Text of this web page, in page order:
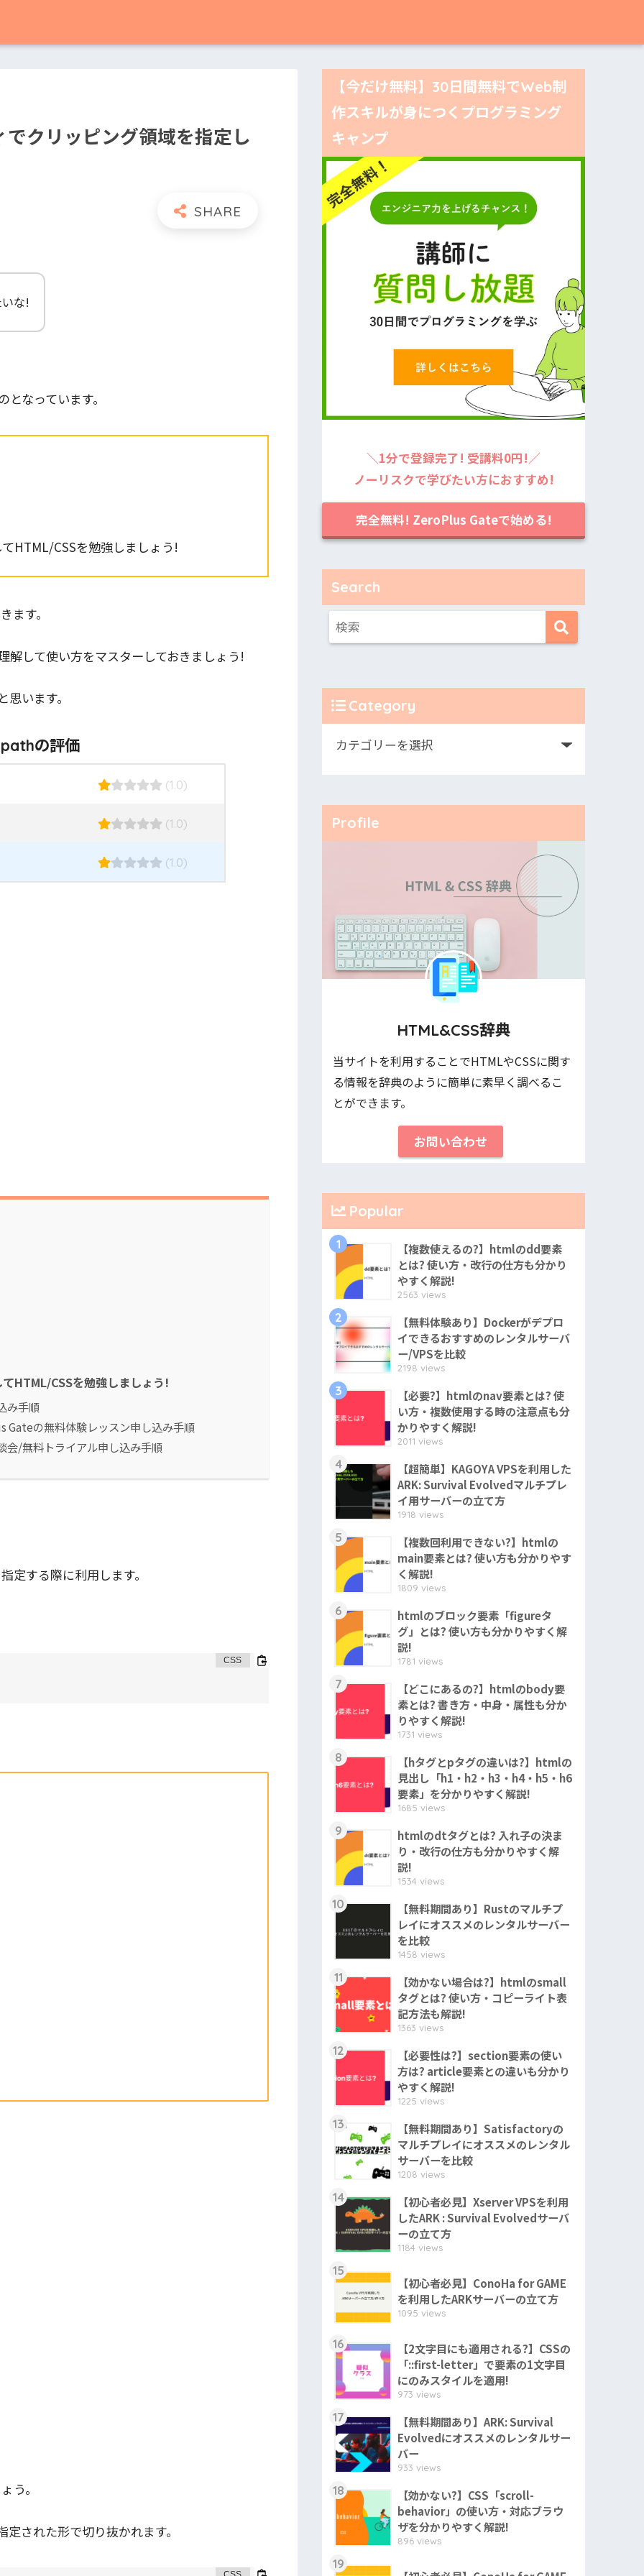
クリッピング領域を指定し
な!
なっています。
HTML/CSSを勉強しましょう!
ます。
解して使い方をマスターしておきましょう!
います。
の評価
(1.0)
(1.0)
(1.0)
HTML/CSSを勉強しましょう!
み手順
の無料体験レッスン申し込み手順
会/無料トライアル申し込み手順
する際に利用します。
う。
された形で切り抜かれます。
【今だけ無料】30日間無料でWeb制
作スキルが身につくプログラミング
キャンプ
＼1分で登録完了! 受講料0円!／
ノーリスクで学びたい方におすすめ!
完全無料! ZeroPlus Gateで始める!
Search
Category
Profile
HTML&CSS辞典
当サイトを利用することでHTMLやCSSに関す
る情報を辞典のように簡単に素早く調べるこ
とができます。
お問い合わせ
Popular
1
【複数使えるの?】htmlのdd要素
とは? 使い方・改行の仕方も分かり
やすく解説!
2563 views
2
【無料体験あり】Dockerがデプロ
イできるおすすめのレンタルサーバ
ー/VPSを比較
2198 views
3
【必要?】htmlのnav要素とは? 使
い方・複数使用する時の注意点も分
かりやすく解説!
2011 views
4
【超簡単】KAGOYA VPSを利用した
ARK: Survival Evolvedマルチプレ
イ用サーバーの立て方
1918 views
5
【複数回利用できない?】htmlの
main要素とは? 使い方も分かりやす
く解説!
1809 views
6
htmlのブロック要素「figureタ
グ」とは? 使い方も分かりやすく解
説!
1781 views
7
【どこにあるの?】htmlのbody要
素とは? 書き方・中身・属性も分か
りやすく解説!
1731 views
8
【hタグとpタグの違いは?】htmlの
見出し「h1・h2・h3・h4・h5・h6
要素」を分かりやすく解説!
1685 views
9
htmlのdtタグとは? 入れ子の決ま
り・改行の仕方も分かりやすく解
説!
1534 views
10
【無料期間あり】Rustのマルチプ
レイにオススメのレンタルサーバー
を比較
1458 views
11
【効かない場合は?】htmlのsmall
タグとは? 使い方・コピーライト表
記方法も解説!
1363 views
12
【必要性は?】section要素の使い
方は? article要素との違いも分かり
やすく解説!
1225 views
13
【無料期間あり】Satisfactoryの
マルチプレイにオススメのレンタル
サーバーを比較
1208 views
14
【初心者必見】Xserver VPSを利用
したARK : Survival Evolvedサーバ
ーの立て方
1184 views
15
【初心者必見】ConoHa for GAME
を利用したARKサーバーの立て方
1095 views
16
【2文字目にも適用される?】CSSの
「::first-letter」で要素の1文字目
にのみスタイルを適用!
973 views
17
【無料期間あり】ARK: Survival
Evolvedにオススメのレンタルサー
バー
933 views
18
【効かない?】CSS「scroll-
behavior」の使い方・対応ブラウ
ザを分かりやすく解説!
896 views
19